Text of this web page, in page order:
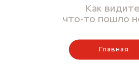
Как
что-то пошло
Главная